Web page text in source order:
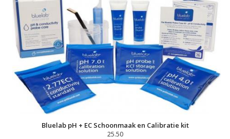
Bluelab pH + EC Schoonmaak en Calibratie kit
25.50